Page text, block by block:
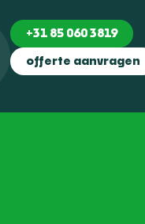
+31 85 060 3819
offerte aanvragen